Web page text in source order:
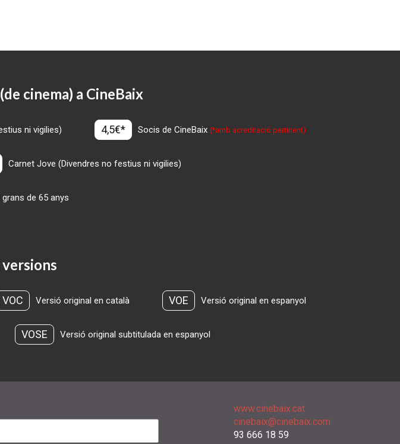
cinema) a CineBaix
ni vigilies) 4,5€* Socis de CineBaix(*amb acreditació pertinent)
Carnet Jove (Divendres no festius ni vigilies)
grans de 65 anys
VOC Versió original en català VOE Versió original en espanyol
VOSE Versió original subtitulada en espanyol
www.cinebaix.cat
cinebaix@cinebaix.com
93 666 18 59